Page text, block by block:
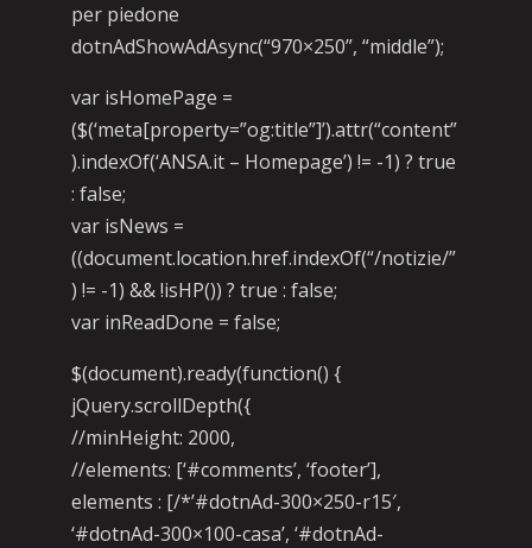
per piedone
dotnAdShowAdAsync(“970×250”, “middle”);
var isHomePage =
($(‘meta[property=”og:title”]’).attr(“content”
).indexOf(‘ANSA.it – Homepage’) != -1) ? true
: false;
var isNews =
((document.location.href.indexOf(“/notizie/”
) != -1) && !isHP()) ? true : false;
var inReadDone = false;
$(document).ready(function() {
jQuery.scrollDepth({
//minHeight: 2000,
//elements: [‘#comments’, ‘footer’],
elements : [/*’#dotnAd-300×250-r15′,
‘#dotnAd-300×100-casa’, ‘#dotnAd-